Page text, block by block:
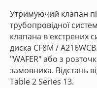
Утримуючий клапан
трубопровідної
клапана в екстрених
диска CF8M /
"WAFER" або з
замовника. Відстань
Table 2 Series 13.